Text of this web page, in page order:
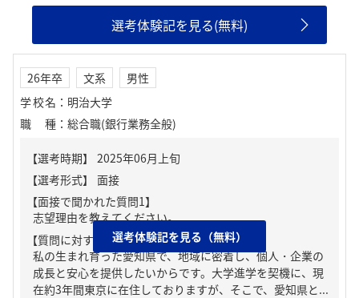
選考体験記を見る(無料)
26年卒 文系
男性
学校名 ： 明治大学
職種 ： 総合職(銀行業務全般)
【面接で聞かれた質問1】
志望理由を教えてください。
【質問に対する回答1】
私の生まれ育った愛知県で、地域に密着し、個人・企業の
成長と安心を提供したいからです。大学進学を契機に、現
在約3年間東京に在住しておりますが、そこで、愛知県と...
選考体験記を見る（無料）